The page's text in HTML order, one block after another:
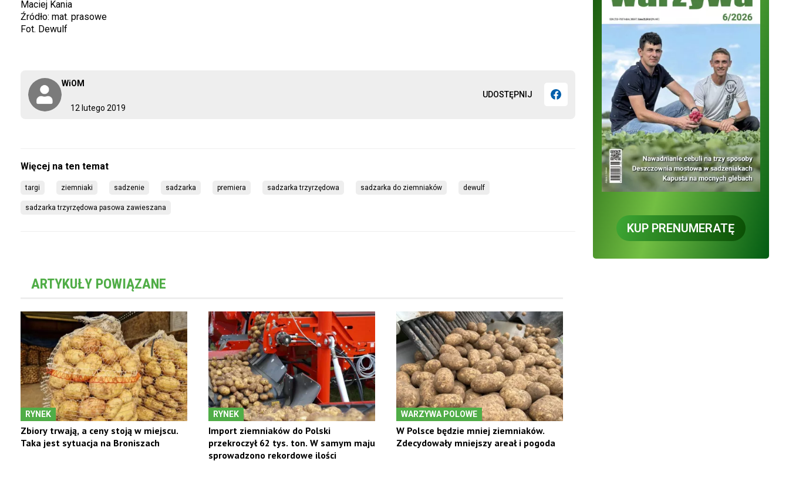
12 lutego 2019
WiOM
UDOSTĘPNIJ
Maciej Kania
Źródło: mat. prasowe
Fot. Dewulf
targi ziemniaki sadzenie sadzarka premiera sadzarka trzyrzędowa sadzarka do ziemniaków dewulf
sadzarka trzyrzędowa pasowa zawieszana
ARTYKUŁY POWIĄZANE
RYNEK
Zbiory trwają, a ceny stoją w miejscu.
Taka jest sytuacja na Broniszach
RYNEK
Import ziemniaków do Polski
przekroczył 62 tys. ton. W samym maju
sprowadzono rekordowe ilości
WARZYWA POLOWE
W Polsce będzie mniej ziemniaków.
Zdecydowały mniejszy areał i pogoda
KUP PRENUMERATĘ